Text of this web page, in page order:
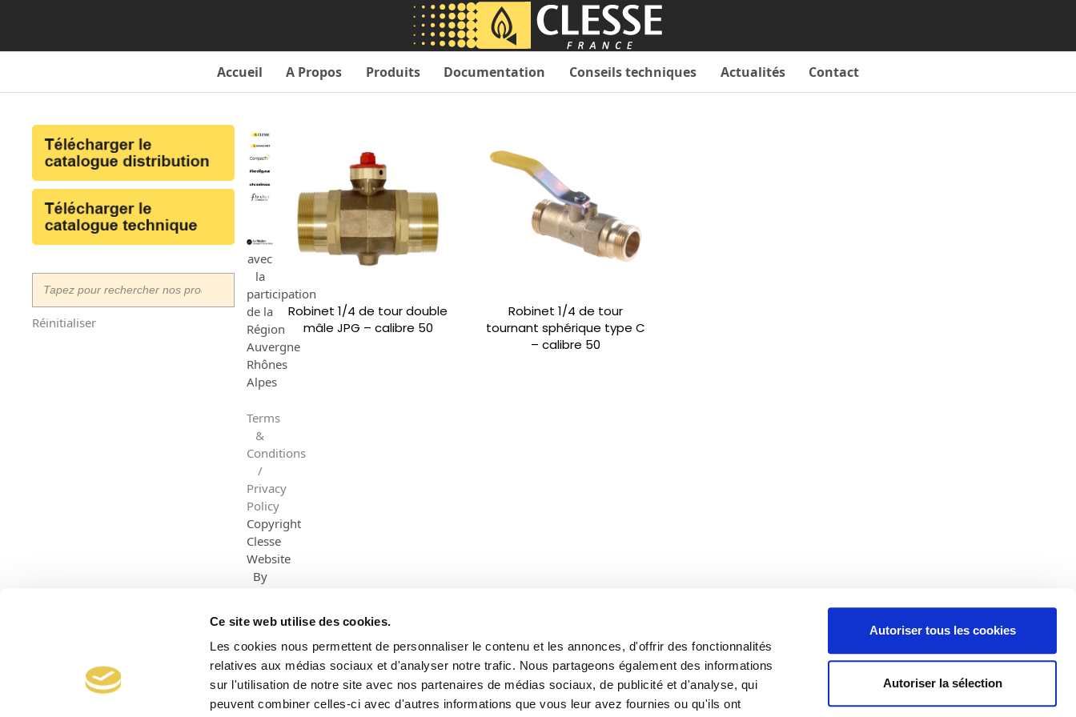
Ce site web utilise des cookies.
Les cookies nous permettent de personnaliser le contenu et les annonces, d'offrir des fonctionnalités
relatives aux médias sociaux et d'analyser notre trafic. Nous partageons également des informations
sur l'utilisation de notre site avec nos partenaires de médias sociaux, de publicité et d'analyse, qui
peuvent combiner celles-ci avec d'autres informations que vous leur avez fournies ou qu'ils ont
Autoriser tous les cookies
Autoriser la sélection
Accueil A Propos Produits Documentation Conseils techniques Actualités Contact
Robinet 1/4 de tour double
mâle JPG – calibre 50
Robinet 1/4 de tour
tournant sphérique type C
– calibre 50
Réinitialiser
avec
la
participation
de la
Région
Auvergne
Rhônes
Alpes
Terms
&
Conditions
/
Privacy
Policy
Copyright
Clesse
Website
By